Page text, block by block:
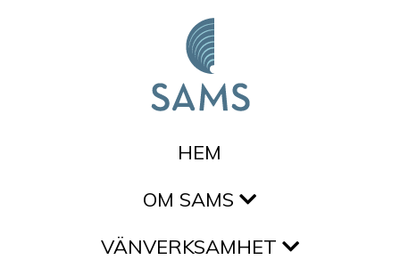
HEM
OM SAMS
VÄNVERKSAMHET